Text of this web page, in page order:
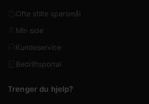
Ofte stilte spørsmål
Min side
Kundeservice
Bedriftsportal
Trenger du hjelp?